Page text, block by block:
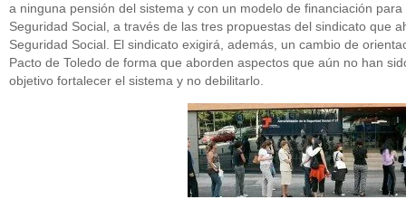
a ninguna pensión del sistema y con un modelo de financiación
Seguridad Social, a través de las tres propuestas del sindicato que
Seguridad Social. El sindicato exigirá, además, un cambio de
Pacto de Toledo de forma que aborden aspectos que aún no han
objetivo fortalecer el sistema y no debilitarlo.